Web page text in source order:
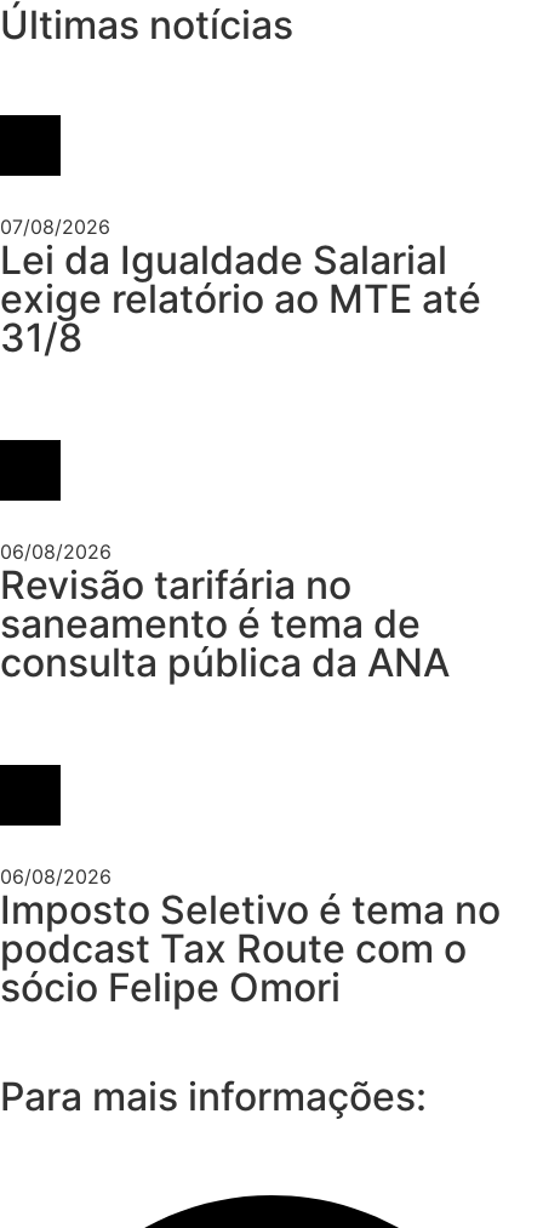
Últimas notícias
07/08/2026
Lei da Igualdade Salarial
exige relatório ao MTE até
31/8
06/08/2026
Revisão tarifária no
saneamento é tema de
consulta pública da ANA
06/08/2026
Imposto Seletivo é tema no
podcast Tax Route com o
sócio Felipe Omori
Para mais informações: